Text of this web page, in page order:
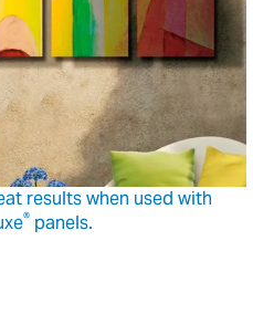
results when used with
®panels.